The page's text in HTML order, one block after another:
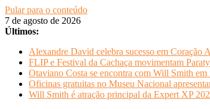
Pular para o conteúdo
7 de agosto de 2026
Últimos:
Alexandre David celebra sucesso em Coração
FLIP e Festival da Cachaça movimentam
Otaviano Costa se encontra com Will Smith em
Oficinas gratuitas no Museu Nacional
Will Smith é atração principal da Expert XP